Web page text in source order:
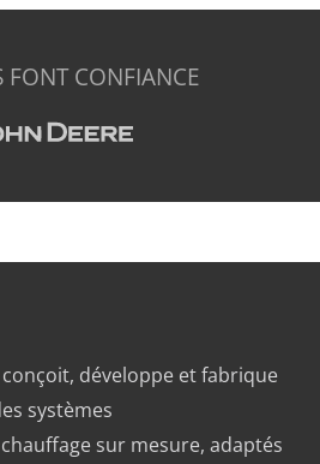
FONT CONFIANCE
conçoit, développe et fabrique
systèmes
sur mesure, adaptés